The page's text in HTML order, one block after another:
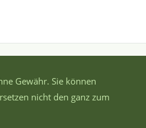
Gewähr. Sie können
nicht den ganz zum